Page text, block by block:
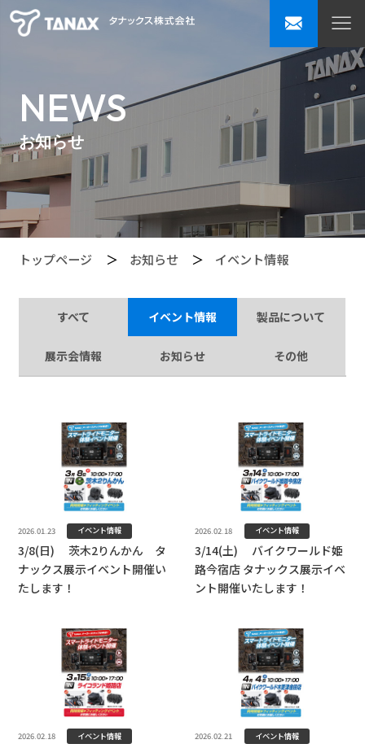
NEWS
お知らせ
トップページ お知らせ イベント情報
すべて イベント情報 製品について
展示会情報 お知らせ その他
2026.01.23 イベント情報
3/8(日) 茨木2りんかん タ
ナックス展示イベント開催い
たします！
2026.02.18 イベント情報
3/14(土) バイクワールド姫
路今宿店 タナックス展示イベ
ント開催いたします！
2026.02.18 イベント情報 2026.02.21 イベント情報